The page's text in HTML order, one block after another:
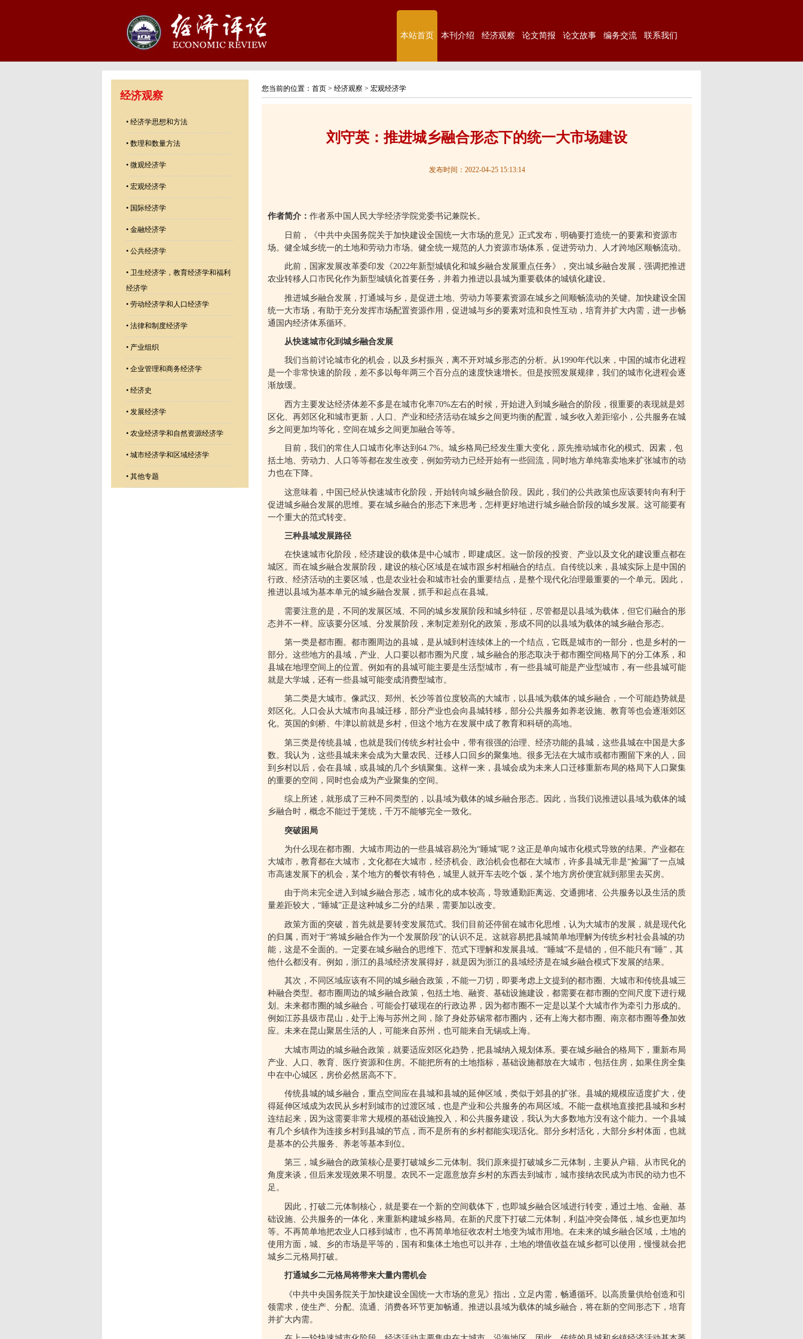
本站首页 本刊介绍 经济观察 论文简报 论文故事 编务交流 联系我们
经济观察
• 经济学思想和方法
• 数理和数量方法
• 微观经济学
• 宏观经济学
• 国际经济学
• 金融经济学
• 公共经济学
• 卫生经济学，教育经济学和福利
经济学
• 劳动经济学和人口经济学
• 法律和制度经济学
• 产业组织
• 企业管理和商务经济学
• 经济史
• 发展经济学
• 农业经济学和自然资源经济学
• 城市经济学和区域经济学
• 其他专题
您当前的位置： 首页 > 经济观察 > 宏观经济学
刘守英：推进城乡融合形态下的统一大市场建设
发布时间：2022-04-25 15:13:14
作者简介： 作者系中国人民大学经济学院党委书记兼院长。
日前，《中共中央国务院关于加快建设全国统一大市场的意见》正式发布，明确要打造统一的要素和资源市
场。健全城乡统一的土地和劳动力市场。健全统一规范的人力资源市场体系，促进劳动力、人才跨地区顺畅流动。
此前，国家发展改革委印发《2022年新型城镇化和城乡融合发展重点任务》，突出城乡融合发展，强调把推进
农业转移人口市民化作为新型城镇化首要任务，并着力推进以县城为重要载体的城镇化建设。
推进城乡融合发展，打通城与乡，是促进土地、劳动力等要素资源在城乡之间顺畅流动的关键。加快建设全国
统一大市场，有助于充分发挥市场配置资源作用，促进城与乡的要素对流和良性互动，培育并扩大内需，进一步畅
通国内经济体系循环。
从快速城市化到城乡融合发展
我们当前讨论城市化的机会，以及乡村振兴，离不开对城乡形态的分析。从1990年代以来，中国的城市化进程
是一个非常快速的阶段，差不多以每年两三个百分点的速度快速增长。但是按照发展规律，我们的城市化进程会逐
渐放缓。
西方主要发达经济体差不多是在城市化率70%左右的时候，开始进入到城乡融合的阶段，很重要的表现就是郊
区化、再郊区化和城市更新，人口、产业和经济活动在城乡之间更均衡的配置，城乡收入差距缩小，公共服务在城
乡之间更加均等化，空间在城乡之间更加融合等等。
目前，我们的常住人口城市化率达到 64.7%。城乡格局已经发生重大变化，原先推动城市化的模式、因素，包
括土地、劳动力、人口等等都在发生改变，例如劳动力已经开始有一些回流，同时地方单纯靠卖地来扩张城市的动
力也在下降。
这意味着，中国已经从快速城市化阶段，开始转向城乡融合阶段。因此，我们的公共政策也应该要转向有利于
促进城乡融合发展的思维。要在城乡融合的形态下来思考，怎样更好地进行城乡融合阶段的城乡发展。这可能要有
一个重大的范式转变。
三种县域发展路径
在快速城市化阶段，经济建设的载体是中心城市，即建成区。这一阶段的投资、产业以及文化的建设重点都在
城区。而在城乡融合发展阶段，建设的核心区域是在城市跟乡村相融合的结点。自传统以来，县城实际上是中国的
行政、经济活动的主要区域，也是农业社会和城市社会的重要结点，是整个现代化治理最重要的一个单元。因此，
推进以县域为基本单元的城乡融合发展，抓手和起点在县城。
需要注意的是，不同的发展区域、不同的城乡发展阶段和城乡特征，尽管都是以县域为载体，但它们融合的形
态并不一样。应该要分区域、分发展阶段，来制定差别化的政策，形成不同的以县域为载体的城乡融合形态。
第一类是都市圈。都市圈周边的县城，是从城到村连续体上的一个结点，它既是城市的一部分，也是乡村的一
部分。这些地方的县域，产业、人口要以都市圈为尺度，城乡融合的形态取决于都市圈空间格局下的分工体系，和
县城在地理空间上的位置。例如有的县城可能主要是生活型城市，有一些县城可能是产业型城市，有一些县城可能
就是大学城，还有一些县城可能变成消费型城市。
第二类是大城市。像武汉、郑州、长沙等首位度较高的大城市，以县域为载体的城乡融合，一个可能趋势就是
郊区化。人口会从大城市向县城迁移，部分产业也会向县城转移，部分公共服务如养老设施、教育等也会逐渐郊区
化。英国的剑桥、牛津以前就是乡村，但这个地方在发展中成了教育和科研的高地。
第三类是传统县城，也就是我们传统乡村社会中，带有很强的治理、经济功能的县城，这些县城在中国是大多
数。我认为，这些县城未来会成为大量农民、迁移人口回乡的聚集地。很多无法在大城市或都市圈留下来的人，回
到乡村以后，会在县城，或县城的几个乡镇聚集。这样一来，县城会成为未来人口迁移重新布局的格局下人口聚集
的重要的空间，同时也会成为产业聚集的空间。
综上所述，就形成了三种不同类型的，以县域为载体的城乡融合形态。因此，当我们说推进以县域为载体的城
乡融合时，概念不能过于笼统，千万不能够完全一致化。
突破困局
为什么现在都市圈、大城市周边的一些县城容易沦为“睡城”呢？这正是单向城市化模式导致的结果。产业都在
大城市，教育都在大城市，文化都在大城市，经济机会、政治机会也都在大城市，许多县城无非是“捡漏”了一点城
市高速发展下的机会，某个地方的餐饮有特色，城里人就开车去吃个饭，某个地方房价便宜就到那里去买房。
由于尚未完全进入到城乡融合形态，城市化的成本较高，导致通勤距离远、交通拥堵、公共服务以及生活的质
量差距较大，“睡城”正是这种城乡二分的结果，需要加以改变。
政策方面的突破，首先就是要转变发展范式。我们目前还停留在城市化思维，认为大城市的发展，就是现代化
的归属，而对于“将城乡融合作为一个发展阶段”的认识不足。这就容易把县城简单地理解为传统乡村社会县城的功
能，这是不全面的。一定要在城乡融合的思维下、范式下理解和发展县域。“睡城”不是错的，但不能只有“睡”，其
他什么都没有。例如，浙江的县域经济发展得好，就是因为浙江的县域经济是在城乡融合模式下发展的结果。
其次，不同区域应该有不同的城乡融合政策，不能一刀切，即要考虑上文提到的都市圈、大城市和传统县城三
种融合类型。都市圈周边的城乡融合政策，包括土地、融资、基础设施建设，都需要在都市圈的空间尺度下进行规
划。未来都市圈的城乡融合，可能会打破现在的行政边界，因为都市圈不一定是以某个大城市作为牵引力形成的。
例如江苏县级市昆山，处于上海与苏州之间，除了身处苏锡常都市圈内，还有上海大都市圈、南京都市圈等叠加效
应。未来在昆山聚居生活的人，可能来自苏州，也可能来自无锡或上海。
大城市周边的城乡融合政策，就要适应郊区化趋势，把县城纳入规划体系。要在城乡融合的格局下，重新布局
产业、人口、教育、医疗资源和住房。不能把所有的土地指标，基础设施都放在大城市，包括住房，如果住房全集
中在中心城区，房价必然居高不下。
传统县城的城乡融合，重点空间应在县城和县城的延伸区域，类似于郊县的扩张。县城的规模应适度扩大，使
得延伸区域成为农民从乡村到城市的过渡区域，也是产业和公共服务的布局区域。不能一盘棋地直接把县城和乡村
连结起来，因为这需要非常大规模的基础设施投入，和公共服务建设，我认为大多数地方没有这个能力。一个县城
有几个乡镇作为连接乡村到县城的节点，而不是所有的乡村都能实现活化。部分乡村活化，大部分乡村体面，也就
是基本的公共服务、养老等基本到位。
第三，城乡融合的政策核心是要打破城乡二元体制。我们原来提打破城乡二元体制，主要从户籍、从市民化的
角度来谈，但后来发现效果不明显。农民不一定愿意放弃乡村的东西去到城市，城市接纳农民成为市民的动力也不
足。
因此，打破二元体制核心，就是要在一个新的空间载体下，也即城乡融合区域进行转变，通过土地、金融、基
础设施、公共服务的一体化，来重新构建城乡格局。在新的尺度下打破二元体制，利益冲突会降低，城乡也更加均
等。不再简单地把农业人口移到城市，也不再简单地征收农村土地变为城市用地。在未来的城乡融合区域，土地的
使用方面，城、乡的市场是平等的，国有和集体土地也可以并存，土地的增值收益在城乡都可以使用，慢慢就会把
城乡二元格局打破。
打通城乡二元格局将带来大量内需机会
《中共中央国务院关于加快建设全国统一大市场的意见》指出，立足内需，畅通循环。以高质量供给创造和引
领需求，使生产、分配、流通、消费各环节更加畅通。推进以县域为载体的城乡融合，将在新的空间形态下，培育
并扩大内需。